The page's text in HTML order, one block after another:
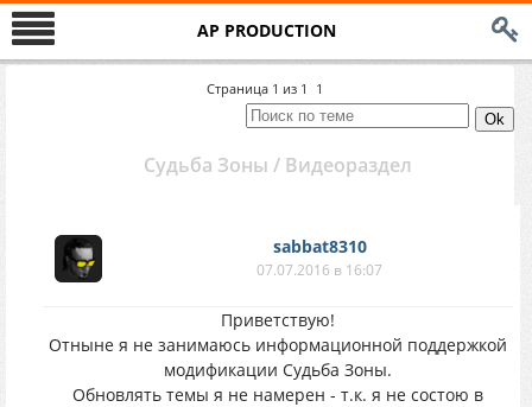
AP PRODUCTION
Страница 1 из 1 1
Судьба Зоны / Видеораздел
sabbat8310
07.07.2016 в 16:07
Приветствую!
Отныне я не занимаюсь информационной поддержкой
модификации Судьба Зоны.
Обновлять темы я не намерен - т.к. я не состою в